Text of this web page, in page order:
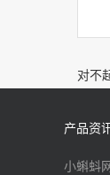
对不
产品资
小蝌蚪